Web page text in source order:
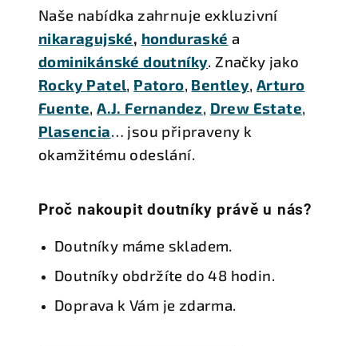
Naše nabídka zahrnuje exkluzivní
nikaragujské, honduraské a
dominikánské doutníky. Značky jako
Rocky Patel, Patoro, Bentley,Arturo
Fuente,A.J. Fernandez, Drew Estate,
Plasencia… jsou připraveny k
okamžitému odeslání.
Proč nakoupit doutníky právě u nás?
Doutníky máme skladem.
Doutníky obdržíte do 48 hodin.
Doprava k Vám je zdarma.